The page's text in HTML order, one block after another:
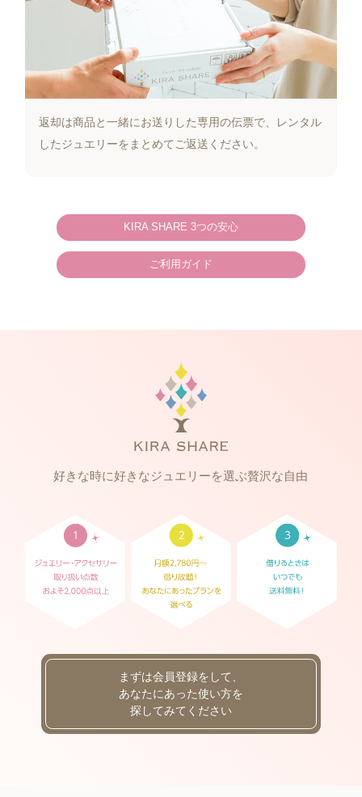
返却は商品と一緒にお送りした専用の伝票で、レンタル
したジュエリーをまとめてご返送ください。
KIRA SHARE 3つの安心
ご利用ガイド
好きな時に好きなジュエリーを選ぶ贅沢な自由
まずは会員登録をして、
あなたにあった使い方を
探してみてください